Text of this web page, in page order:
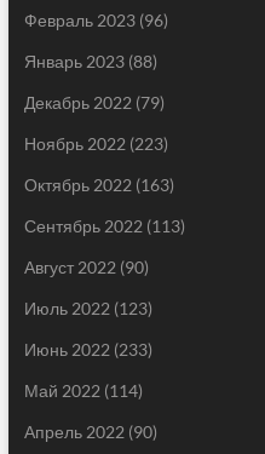
Февраль 2023(96)
Январь 2023(88)
Декабрь 2022 (79)
Ноябрь 2022 (223)
Октябрь 2022 (163)
Сентябрь 2022 (113)
Август 2022 (90)
Июль 2022 (123)
Июнь 2022 (233)
Май 2022 (114)
Апрель 2022 (90)